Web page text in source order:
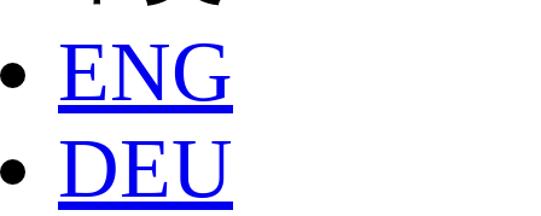
ENG
DEU